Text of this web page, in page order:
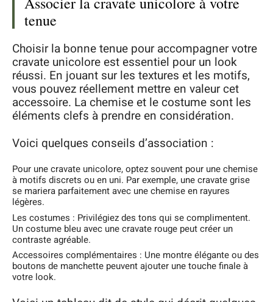
tenue
Choisir la bonne tenue pour accompagner votre
cravate unicolore est essentiel pour un look
réussi. En jouant sur les textures et les motifs,
vous pouvez réellement mettre en valeur cet
accessoire. La chemise et le costume sont les
éléments clefs à prendre en considération.
Voici quelques conseils d’association :
Pour une cravate unicolore, optez souvent pour une chemise
à motifs discrets ou en uni. Par exemple, une cravate grise
se mariera parfaitement avec une chemise en rayures
légères.
Les costumes : Privilégiez des tons qui se complimentent.
Un costume bleu avec une cravate rouge peut créer un
contraste agréable.
Accessoires complémentaires : Une montre élégante ou des
boutons de manchette peuvent ajouter une touche finale à
votre look.